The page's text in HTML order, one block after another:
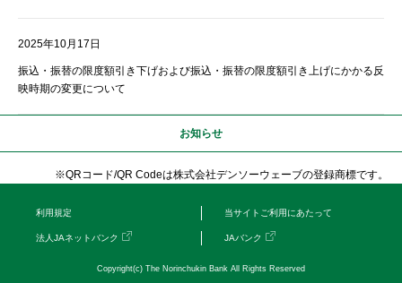
2025年10月17日
振込・振替の限度額引き下げおよび振込・振替の限度額引き上げにかかる反
映時期の変更について
お知らせ
※QRコード/QR Codeは株式会社デンソーウェーブの登録商標です。
利用規定 当サイトご利用にあたって
法人JAネットバンク JAバンク
Copyright(c) The Norinchukin Bank All Rights Reserved